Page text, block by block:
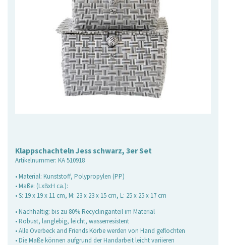
Klappschachteln Jess schwarz, 3er Set
Artikelnummer: KA 510918
• Material: Kunststoff, Polypropylen (PP)
• Maße: (LxBxH ca.):
• S: 19 x 19 x 11 cm, M: 23 x 23 x 15 cm, L: 25 x 25 x 17 cm
• Nachhaltig: bis zu 80% Recyclinganteil im Material
• Robust, langlebig, leicht, wasserresistent
• Alle Overbeck and Friends Körbe werden von Hand geflochten
• Die Maße können aufgrund der Handarbeit leicht variieren